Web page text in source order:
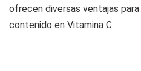
ofrecen diversas ventajas
contenido en Vitamina C.